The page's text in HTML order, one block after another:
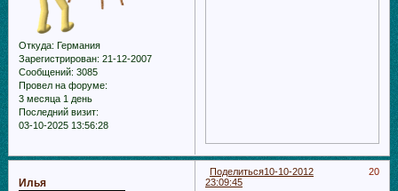
Откуда: Германия
Зарегистрирован: 21-12-2007
Сообщений: 3085
Провел на форуме:
3 месяца 1 день
Последний визит:
03-10-2025 13:56:28
Поделиться 20
10-10-2012
23:09:45
Илья